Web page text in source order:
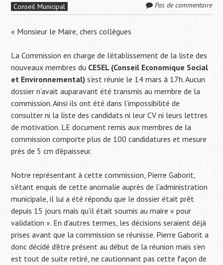
Conseil Municipal
Pas de commentaire
« Monsieur le Maire, chers collègues
La Commission en charge de l’établissement de la liste des
nouveaux membres du CESEL (Conseil Economique Social
et Environnemental) s’est réunie le 14 mars à 17h. Aucun
dossier n’avait auparavant été transmis au membre de la
commission. Ainsi ils ont été dans l’impossibilité de
consulter ni la liste des candidats ni leur CV ni leurs lettres
de motivation. LE document remis aux membres de la
commission comporte plus de 100 candidatures et mesure
près de 5 cm d’épaisseur.
Notre représentant à cette commission, Pierre Gaborit,
s’étant enquis de cette anomalie auprès de l’administration
municipale, il lui a été répondu que le dossier était prêt
depuis 15 jours mais qu’il était soumis au maire « pour
validation ». En d’autres termes, les décisions seraient déjà
prises avant que la commission se réunisse. Pierre Gaborit a
donc décidé d’être présent au début de la réunion mais s’en
est tout de suite retiré, ne cautionnant pas cette façon de